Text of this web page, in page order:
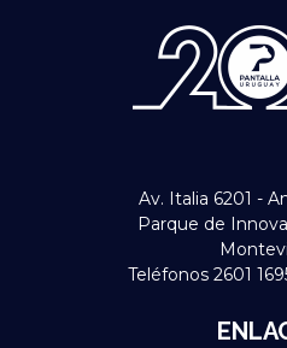
Av. Italia 6201 -
Parque de
Teléfonos 2601